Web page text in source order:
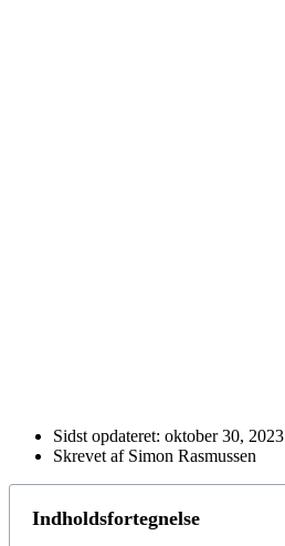
Sidst opdateret: oktober 30, 2023
Skrevet af Simon Rasmussen
Indholdsfortegnelse